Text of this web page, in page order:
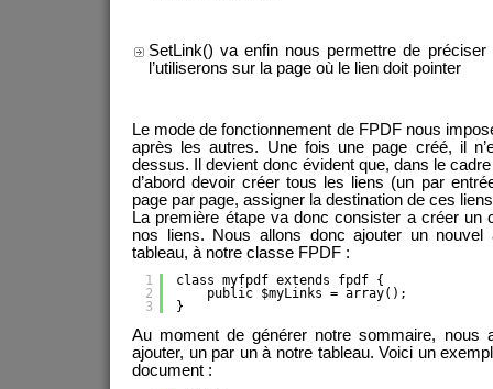
SetLink() va enfin nous permettre de
l’utiliserons sur la page où le lien doit pointer
Le mode de fonctionnement de FPDF nous
après les autres. Une fois une page créé, il
dessus. Il devient donc évident que, dans le
d’abord devoir créer tous les liens (un par
page par page, assigner la destination de ces
La première étape va donc consister a créer un
nos liens. Nous allons donc ajouter un nouvel
tableau, à notre classe FPDF :
1
2
3
class myfpdf extends fpdf {
public $myLinks = array();
}
Au moment de générer notre sommaire, nous
ajouter, un par un à notre tableau. Voici un
document :